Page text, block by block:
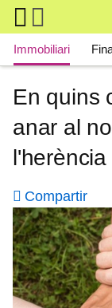
Skip to main content
Main navigation
Immobiliari
En quins
anar al
l'herència
Compartir